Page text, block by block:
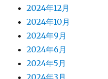
2024年12月
2024年10月
2024年9月
2024年6月
2024年5月